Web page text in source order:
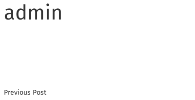
admin
Previous Post